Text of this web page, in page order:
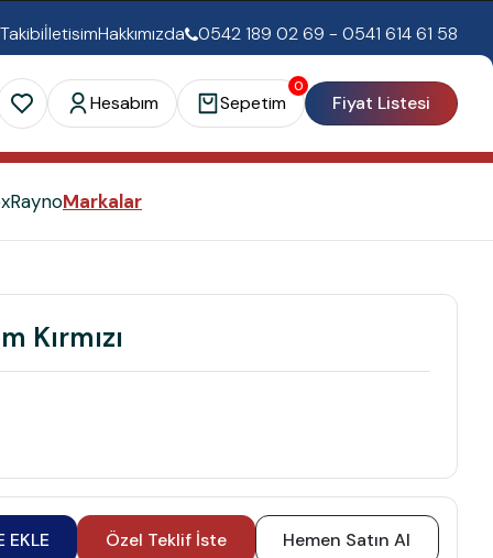
İletisimHakkımızda 0542 189 02 69 - 0541 614 61 58
Hesabım
0
Sepetim Fiyat Listesi
RaynoMarkalar
Kırmızı
EKLE Özel Teklif İste Hemen Satın Al